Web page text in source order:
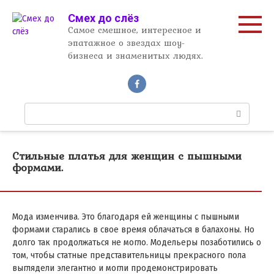
контенту
Смех до слёз
Самое смешное, интересное и
эпатажное о звездах шоу-
бизнеса и знаменитых людях.
о
и
к
:
Стильные платья для женщин с пышными
формами.
Мода изменчива. Это благодаря ей женщины с пышными
формами старались в свое время облачаться в балахоны. Но
долго так продолжаться не могло. Модельеры позаботились о
том, чтобы статные представительницы прекрасного пола
выглядели элегантно и могли продемонстрировать